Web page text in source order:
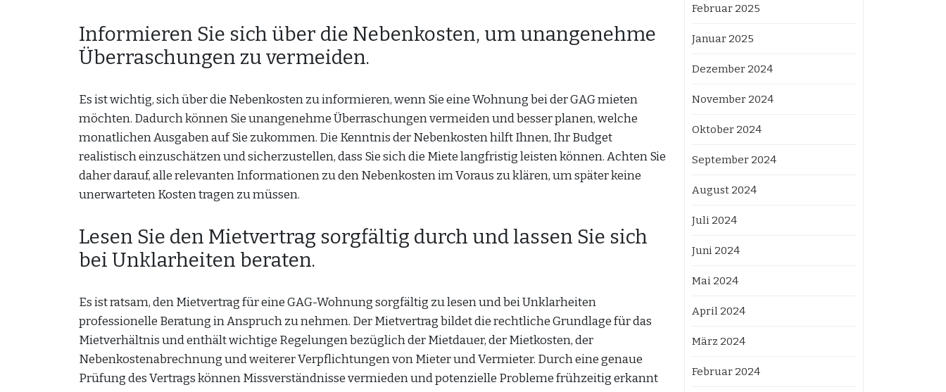
Informieren Sie sich über die Nebenkosten, um unangenehme
Überraschungen zu vermeiden.
Es ist wichtig, sich über die Nebenkosten zu informieren, wenn Sie eine Wohnung bei der GAG mieten
möchten. Dadurch können Sie unangenehme Überraschungen vermeiden und besser planen, welche
monatlichen Ausgaben auf Sie zukommen. Die Kenntnis der Nebenkosten hilft Ihnen, Ihr Budget
realistisch einzuschätzen und sicherzustellen, dass Sie sich die Miete langfristig leisten können. Achten Sie
daher darauf, alle relevanten Informationen zu den Nebenkosten im Voraus zu klären, um später keine
unerwarteten Kosten tragen zu müssen.
Lesen Sie den Mietvertrag sorgfältig durch und lassen Sie sich
bei Unklarheiten beraten.
Es ist ratsam, den Mietvertrag für eine GAG-Wohnung sorgfältig zu lesen und bei Unklarheiten
professionelle Beratung in Anspruch zu nehmen. Der Mietvertrag bildet die rechtliche Grundlage für das
Mietverhältnis und enthält wichtige Regelungen bezüglich der Mietdauer, der Mietkosten, der
Nebenkostenabrechnung und weiterer Verpflichtungen von Mieter und Vermieter. Durch eine genaue
Prüfung des Vertrags können Missverständnisse vermieden und potenzielle Probleme frühzeitig erkannt
Februar 2025
Januar 2025
Dezember 2024
November 2024
Oktober 2024
September 2024
August 2024
Juli 2024
Juni 2024
Mai 2024
April 2024
März 2024
Februar 2024